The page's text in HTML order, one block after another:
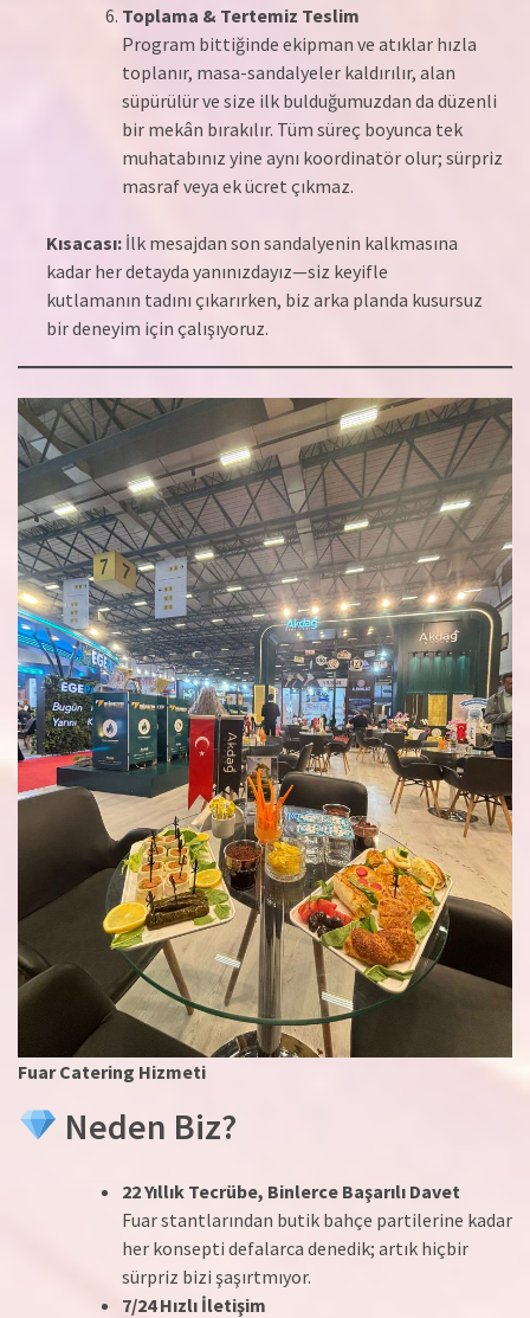
Toplama & Tertemiz Teslim
Program bittiğinde ekipman ve atıklar hızla
toplanır, masa-sandalyeler kaldırılır, alan
süpürülür ve size ilk bulduğumuzdan da düzenli
bir mekân bırakılır. Tüm süreç boyunca tek
muhatabınız yine aynı koordinatör olur; sürpriz
masraf veya ek ücret çıkmaz.
Kısacası: İlk mesajdan son sandalyenin kalkmasına
kadar her detayda yanınızdayız—siz keyifle
kutlamanın tadını çıkarırken, biz arka planda kusursuz
bir deneyim için çalışıyoruz.
Fuar Catering Hizmeti
Neden Biz?
22 Yıllık Tecrübe, Binlerce Başarılı Davet
Fuar stantlarından butik bahçe partilerine kadar
her konsepti defalarca denedik; artık hiçbir
sürpriz bizi şaşırtmıyor.
7/24 Hızlı İletişim